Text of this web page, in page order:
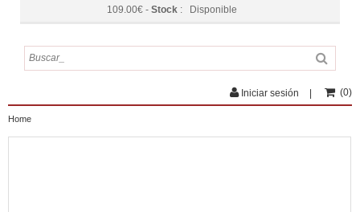
109.00€ - Stock : Disponible
(0)
Iniciar sesión
Home